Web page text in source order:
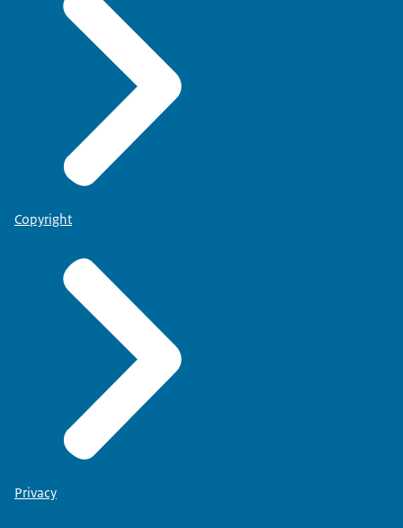
Copyright
Privacy